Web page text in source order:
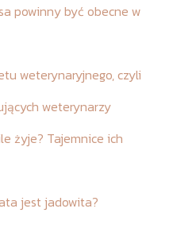
powinny być obecne w
weterynaryjnego, czyli
weterynarzy
żyje? Tajemnice ich
jest jadowita?